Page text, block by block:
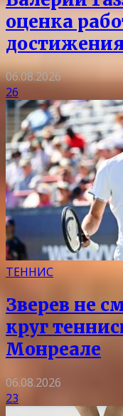
оценка
06.08.2026
26
ТЕННИС
Зверев не
круг
Монреале
06.08.2026
23